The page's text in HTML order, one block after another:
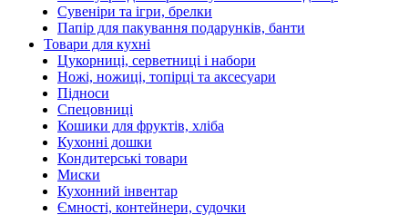
Сувеніри та ігри, брелки
Папір для пакування подарунків, банти
Товари для кухні
Цукорниці, серветниці і набори
Ножі, ножиці, топірці та аксесуари
Підноси
Спецовниці
Кошики для фруктів, хліба
Кухонні дошки
Кондитерські товари
Миски
Кухонний інвентар
Ємності, контейнери, судочки